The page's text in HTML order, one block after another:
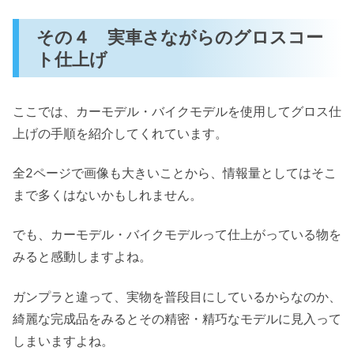
その４ 実車さながらのグロスコー
ト仕上げ
ここでは、カーモデル・バイクモデルを使用してグロス仕
上げの手順を紹介してくれています。
全2ページで画像も大きいことから、情報量としてはそこ
まで多くはないかもしれません。
でも、カーモデル・バイクモデルって仕上がっている物を
みると感動しますよね。
ガンプラと違って、実物を普段目にしているからなのか、
綺麗な完成品をみるとその精密・精巧なモデルに見入って
しまいますよね。